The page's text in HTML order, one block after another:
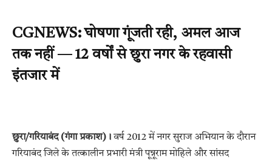
CGNEWS: घोषणा गूंजती रही, अमल आज
तक नहीं — 12 वर्षों से छुरा नगर के रहवासी
इंतजार में
छुरा/गरियाबंद (गंगा प्रकाश)। वर्ष 2012 में नगर सुराज अभियान के दौरान
गरियाबंद जिले के तत्कालीन प्रभारी मंत्री पून्नूराम मोहिले और सांसद